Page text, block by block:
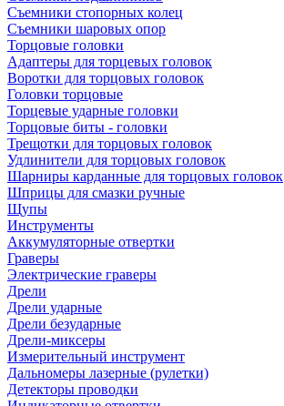
Съемники стопорных колец
Съемники шаровых опор
Торцовые головки
Адаптеры для торцевых головок
Воротки для торцовых головок
Головки торцовые
Торцевые ударные головки
Торцовые биты - головки
Трещотки для торцовых головок
Удлинители для торцовых головок
Шарниры карданные для торцовых головок
Шприцы для смазки ручные
Щупы
Инструменты
Аккумуляторные отвертки
Граверы
Электрические граверы
Дрели
Дрели ударные
Дрели безударные
Дрели-миксеры
Измерительный инструмент
Дальномеры лазерные (рулетки)
Детекторы проводки